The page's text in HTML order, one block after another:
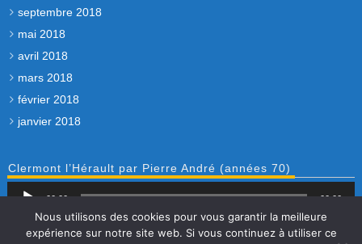
septembre 2018
mai 2018
avril 2018
mars 2018
février 2018
janvier 2018
Clermont l’Hérault par Pierre André (années 70)
audio
00:00 00:00
Nous utilisons des cookies pour vous garantir la meilleure
expérience sur notre site web. Si vous continuez à utiliser ce